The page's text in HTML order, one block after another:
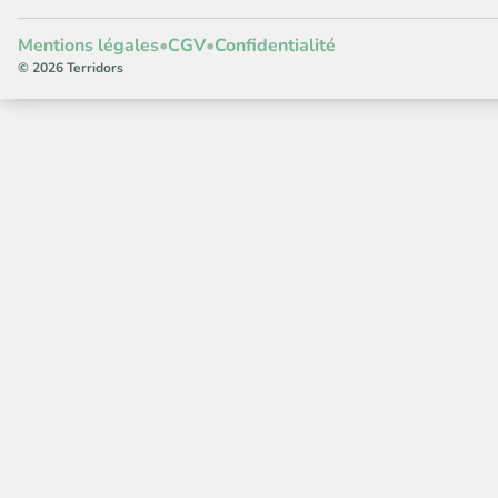
Mentions légales•CGV•Confidentialité
© 2026 Terridors